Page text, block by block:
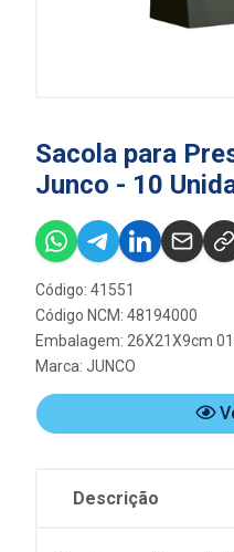
Sacola para
Junco - 10
Código: 41551
Código NCM: 48194000
Embalagem: 26X21X9cm
Marca: JUNCO
Descrição